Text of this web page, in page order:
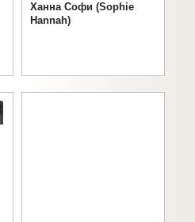
Ханна Софи (Sophie
Hannah)